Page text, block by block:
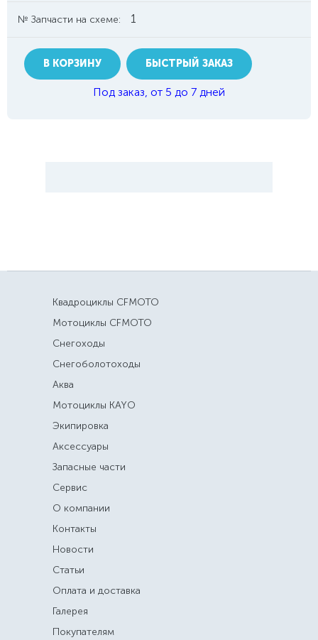
№ Запчасти на схеме: 1
В КОРЗИНУ БЫСТРЫЙ ЗАКАЗ
Под заказ, от 5 до 7 дней
Квадроциклы CFMOTO
Мотоциклы CFMOTO
Снегоходы
Снегоболотоходы
Аква
Мотоциклы KAYO
Экипировка
Аксессуары
Запасные части
Сервис
О компании
Контакты
Новости
Статьи
Оплата и доставка
Галерея
Покупателям